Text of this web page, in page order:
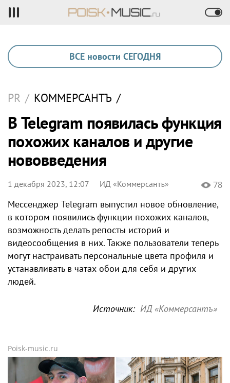
ВСЕ новости СЕГОДНЯ
PR / КОММЕРСАНТЪ /
В Telegram появилась функция
похожих каналов и другие
нововведения
1 декабря 2023, 12:07 ИД «Коммерсантъ» 78
Мессенджер Telegram выпустил новое обновление,
в котором появились функции похожих каналов,
возможность делать репосты историй и
видеосообщения в них. Также пользователи теперь
могут настраивать персональные цвета профиля и
устанавливать в чатах обои для себя и других
людей.
Источник: ИД «Коммерсантъ»
Poisk-music.ru